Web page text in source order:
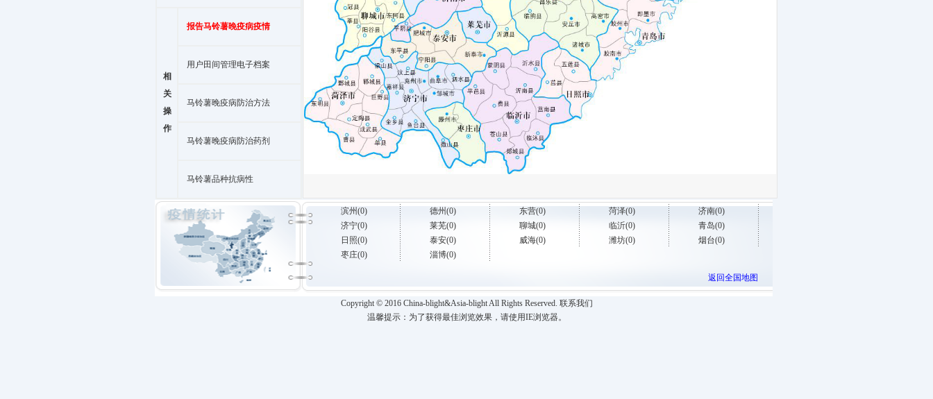
相
关
操
作
报告马铃薯晚疫病疫情
用户田间管理电子档案
马铃薯晚疫病防治方法
马铃薯晚疫病防治药剂
马铃薯品种抗病性
滨州(0) 德州(0) 东营(0) 菏泽(0)
济南(0)
济宁(0)
莱芜(0) 聊城(0) 临沂(0)
青岛(0)
日照(0)
泰安(0) 威海(0) 潍坊(0)
烟台(0)
枣庄(0)
淄博(0)
返回全国地图
Copyright ©2016 China-blight&Asia-blight All Rights Reserved. 联系我们
温馨提示：为了获得最佳浏览效果，请使用IE浏览器。